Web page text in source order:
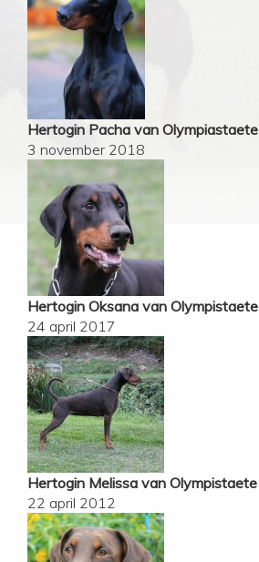
Hertogin Pacha van Olympiastaete
3 november 2018
Hertogin Oksana van Olympistaete
24 april 2017
Hertogin Melissa van Olympistaete
22 april 2012